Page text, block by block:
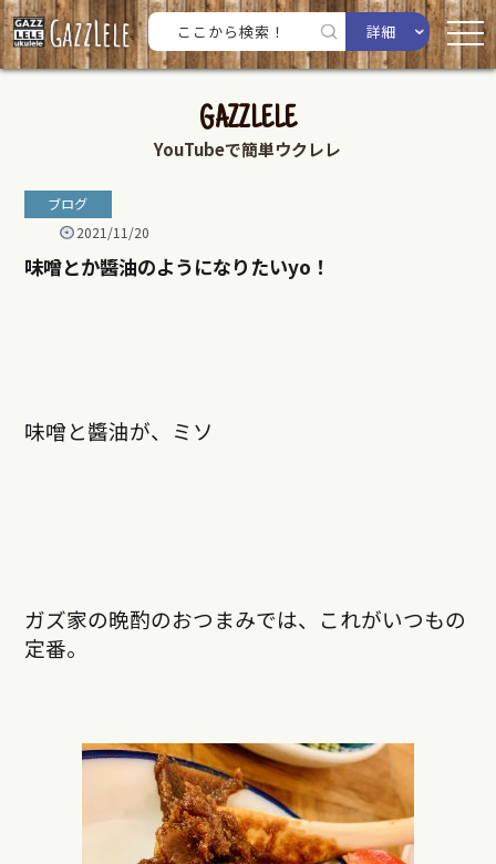
詳細
GAZZLELE
YouTubeで簡単ウクレレ
ブログ
2021/11/20
味噌とか醬油のようになりたいyo！
味噌と醬油が、ミソ
ガズ家の晩酌のおつまみでは、これがいつもの
定番。